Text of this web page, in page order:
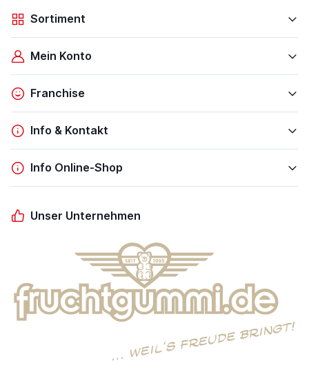
Sortiment
Mein Konto
Franchise
Info & Kontakt
Info Online-Shop
Unser Unternehmen